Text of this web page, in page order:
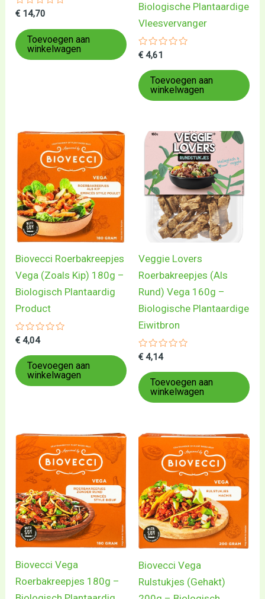
Gewaardeerd
uit
5
€ 14,70
Toevoegen aan
winkelwagen
Biologische Plantaardige
Vleesvervanger
Gewaardeerd
uit
5
€ 4,61
Toevoegen aan
winkelwagen
Biovecci Roerbakreepjes
Vega (Zoals Kip) 180g –
Biologisch Plantaardig
Product
Gewaardeerd
uit
5
€ 4,04
Toevoegen aan
winkelwagen
Veggie Lovers
Roerbakreepjes (Als
Rund) Vega 160g –
Biologische Plantaardige
Eiwitbron
Gewaardeerd
uit
5
€ 4,14
Toevoegen aan
winkelwagen
Biovecci Vega
Roerbakreepjes 180g –
Biovecci Vega
Rulstukjes (Gehakt)